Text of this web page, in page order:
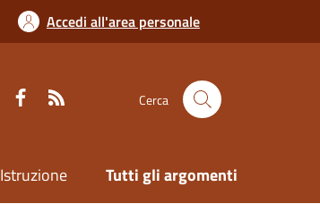
Accedi all'area personale
Cerca
Istruzione Tutti gli argomenti